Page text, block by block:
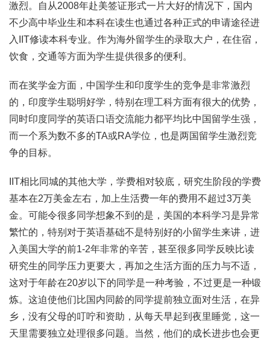
激烈。自从2008年赴美签证形式一片大好的情况下，国内
不少高中毕业生和本科在读生也通过各种正式的申请途径进
入IIT修读本科专业。作为海外留学生的录取大户，在住宿，
饮食，交通等方面为学生提供很多的便利。
而在奖学金方面，中国学生和印度学生的竞争是非常激烈
的，印度学生聪明好学，特别在理工科方面有很大的优势，
同时印度同学的英语口语交流能力都平均比中国留学生强，
而一个系为数不多的TA或RA学位，也是两国留学生激烈竞
争的目标。
IIT相比同城的其他大学，学费相对较底，研究生阶段的学费
基本在2万美金左右，加上生活费一年的费用不超过3万美
金。可能令很多同学想象不到的是，美国的本科学习是异常
繁忙的，特别对于英语基础不是特别好的小留学生来讲，进
入美国大学的前1-2年非常的辛苦，甚至很多同学反映比读
研究生的同学压力更要大，再加之生活方面的压力与不适，
这对于年龄在20岁以下的同学是一种考验，不过更是一种锻
炼。这迫使他们比国内同龄的同学提前独立面对生活，在异
乡，没有父母的叮咛和资助，从每天早起到夜里睡觉，这一
天里需要独立处理很多问题。当然，他们的成长进步也会更